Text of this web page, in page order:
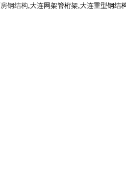
钢结构,大连网架管桁架,大连重型钢结